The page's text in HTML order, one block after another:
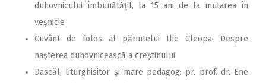
duhovnicului îmbunătăţit, la 15 ani de la mutarea în
veşnicie
Cuvânt de folos al părintelui Ilie Cleopa: Despre
naşterea duhovnicească a creştinului
Dascăl, liturghisitor şi mare pedagog: pr. prof. dr. Ene